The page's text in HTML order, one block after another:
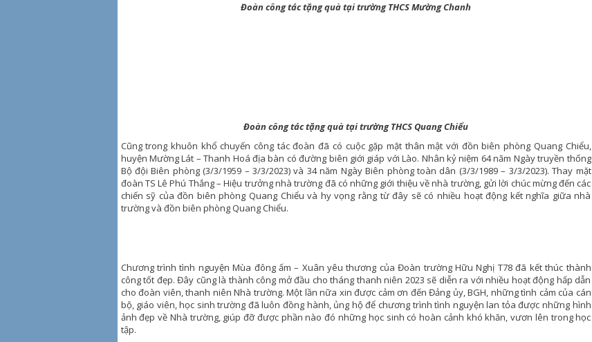
Đoàn công tác tặng quà tại trường THCS Mường Chanh
Đoàn công tác tặng quà tại trường THCS Quang Chiểu
Cũng trong khuôn khổ chuyến công tác đoàn đã có cuộc gặp mặt thân mật với đồn biên phòng Quang Chiểu,
huyện Mường Lát – Thanh Hoá địa bàn có đường biên giới giáp với Lào. Nhân kỷ niệm 64 năm Ngày truyền thống
Bộ đội Biên phòng (3/3/1959 – 3/3/2023) và 34 năm Ngày Biên phòng toàn dân (3/3/1989 – 3/3/2023). Thay mặt
đoàn TS Lê Phú Thắng – Hiệu trưởng nhà trường đã có những giới thiệu về nhà trường, gửi lời chúc mừng đến các
chiến sỹ của đồn biên phòng Quang Chiểu và hy vọng rằng từ đây sẽ có nhiều hoạt động kết nghĩa giữa nhà
trường và đồn biên phòng Quang Chiểu.
Chương trình tình nguyện Mùa đông ấm – Xuân yêu thương của Đoàn trường Hữu Nghị T78 đã kết thúc thành
công tốt đẹp. Đây cũng là thành công mở đầu cho tháng thanh niên 2023 sẽ diễn ra với nhiều hoạt động hấp dẫn
cho đoàn viên, thanh niên Nhà trường. Một lần nữa xin được cảm ơn đến Đảng ủy, BGH, những tình cảm của cán
bộ, giáo viên, học sinh trường đã luôn đồng hành, ủng hộ để chương trình tình nguyện lan tỏa được những hình
ảnh đẹp về Nhà trường, giúp đỡ được phần nào đó những học sinh có hoàn cảnh khó khăn, vươn lên trong học
tập.